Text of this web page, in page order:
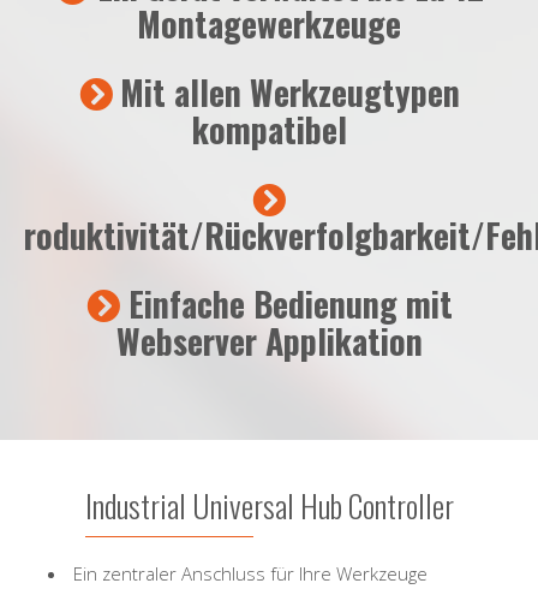
Montagewerkzeuge
Mit allen Werkzeugtypen
kompatibel
roduktivität/Rückverfolgbarkeit/
Einfache Bedienung mit
Webserver Applikation
Industrial Universal Hub Controller
Ein zentraler Anschluss für Ihre Werkzeuge